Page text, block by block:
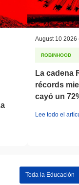
August 10 2026
ROBINHOOD
La cadena
récords
cayó un
Lee todo el
Toda la Educación